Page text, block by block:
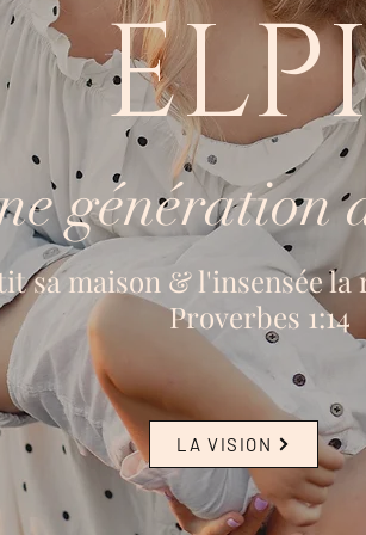
génération
sa maison & l'insensée
Proverbes 1:14
LA VISION